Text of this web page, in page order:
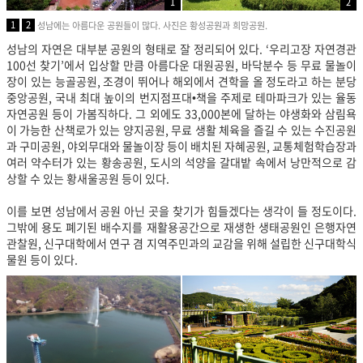
1
2 성남에는 아름다운 공원들이 많다. 사진은 황성공원과 희망공원.
성남의 자연은 대부분 공원의 형태로 잘 정리되어 있다. ‘우리고장 자연경관
100선 찾기’에서 입상할 만큼 아름다운 대원공원, 바닥분수 등 무료 물놀이
장이 있는 능골공원, 조경이 뛰어나 해외에서 견학을 올 정도라고 하는 분당
중앙공원, 국내 최대 높이의 번지점프대•책을 주제로 테마파크가 있는 율동
자연공원 등이 가봄직하다. 그 외에도 33,000본에 달하는 야생화와 삼림욕
이 가능한 산책로가 있는 양지공원, 무료 생활 체육을 즐길 수 있는 수진공원
과 구미공원, 야외무대와 물놀이장 등이 배치된 자혜공원, 교통체험학습장과
여러 약수터가 있는 황송공원, 도시의 석양을 갈대밭 속에서 낭만적으로 감
상할 수 있는 황새울공원 등이 있다.
이를 보면 성남에서 공원 아닌 곳을 찾기가 힘들겠다는 생각이 들 정도이다.
그밖에 용도 폐기된 배수지를 재활용공간으로 재생한 생태공원인 은행자연
관찰원, 신구대학에서 연구 겸 지역주민과의 교감을 위해 설립한 신구대학식
물원 등이 있다.